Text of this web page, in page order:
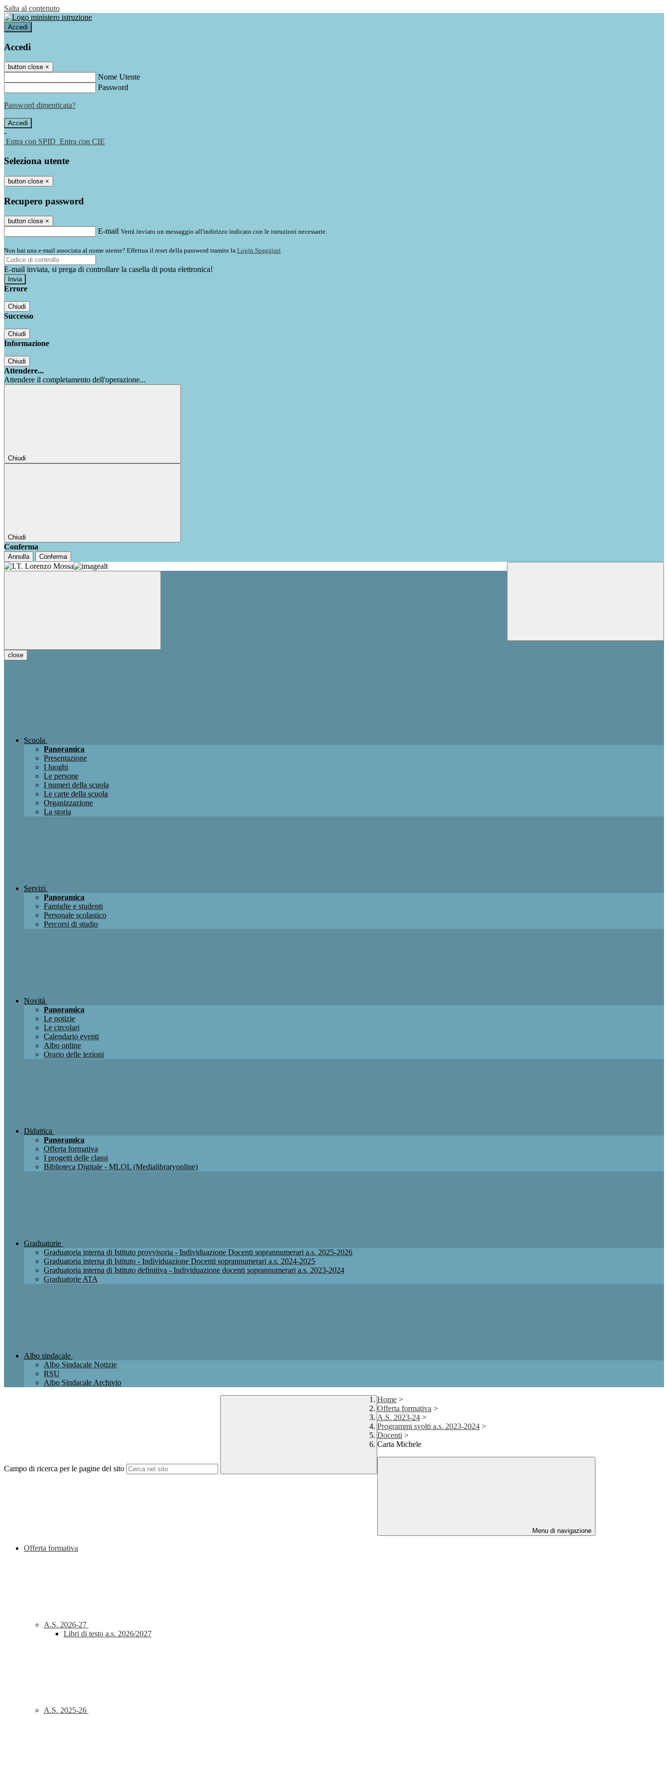
Salta al contenuto
Accedi
Accedi
button close ×
Nome Utente
Password
Password dimenticata?
-
Entra con SPID Entra con CIE
Seleziona utente
button close ×
Recupero password
button close ×
E-mail Verrà inviato un messaggio all'indirizzo indicato con le istruzioni necessarie.
Non hai una e-mail associata al nome utente? Effettua il reset della password tramite la Login Spaggiari
E-mail inviata, si prega di controllare la casella di posta elettronica!
Errore
Chiudi
Successo
Chiudi
Informazione
Chiudi
Attendere...
Attendere il completamento dell'operazione...
Chiudi
Chiudi
Conferma
Annulla Conferma
close
Scuola
Panoramica
Presentazione
I luoghi
Le persone
I numeri della scuola
Le carte della scuola
Organizzazione
La storia
Servizi
Panoramica
Famiglie e studenti
Personale scolastico
Percorsi di studio
Novità
Panoramica
Le notizie
Le circolari
Calendario eventi
Albo online
Orario delle lezioni
Didattica
Panoramica
Offerta formativa
I progetti delle classi
Biblioteca Digitale - MLOL (Medialibraryonline)
Graduatorie
Graduatoria interna di Istituto provvisoria - Individuazione Docenti soprannumerari a.s. 2025-2026
Graduatoria interna di Istituto - Individuazione Docenti soprannumerari a.s. 2024-2025
Graduatoria interna di Istituto definitiva - Individuazione docenti soprannumerari a.s. 2023-2024
Graduatorie ATA
Albo sindacale
Albo Sindacale Notizie
RSU
Albo Sindacale Archivio
Campo di ricerca per le pagine del sito
Home >
Offerta formativa >
A.S. 2023-24 >
Programmi svolti a.s. 2023-2024 >
Docenti >
Carta Michele
Menu di navigazione
Offerta formativa
A.S. 2026-27
Libri di testo a.s. 2026/2027
A.S. 2025-26